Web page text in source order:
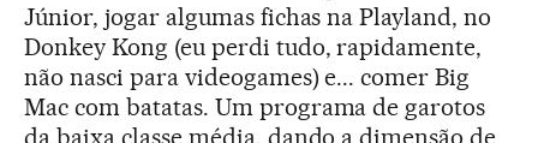
Júnior, jogar algumas fichas na Playland, no
Donkey Kong (eu perdi tudo, rapidamente,
não nasci para videogames) e... comer Big
Mac com batatas. Um programa de garotos
da baixa classe média, dando a dimensão de